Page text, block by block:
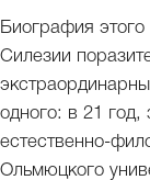
Биография этого
Силезии
одного: в 21 год,
естественно-
Ольмюцкого